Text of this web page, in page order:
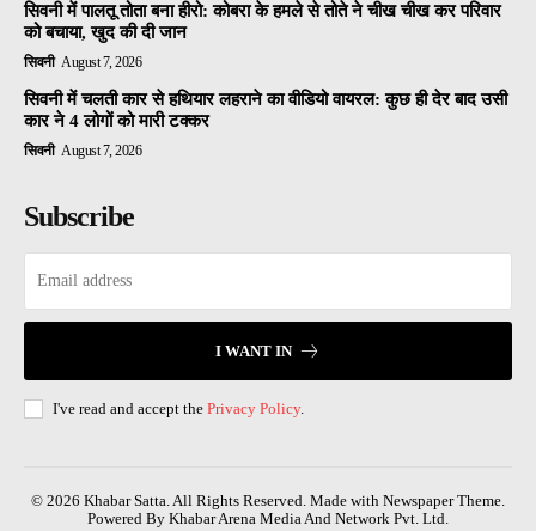
सिवनी में पालतू तोता बना हीरो: कोबरा के हमले से तोते ने चीख चीख कर परिवार
को बचाया, खुद की दी जान
सिवनी August 7, 2026
सिवनी में चलती कार से हथियार लहराने का वीडियो वायरल: कुछ ही देर बाद उसी
कार ने 4 लोगों को मारी टक्कर
सिवनी August 7, 2026
Subscribe
I WANT IN
I've read and accept the Privacy Policy.
© 2026 Khabar Satta. All Rights Reserved. Made with Newspaper Theme.
Powered By Khabar Arena Media And Network Pvt. Ltd.